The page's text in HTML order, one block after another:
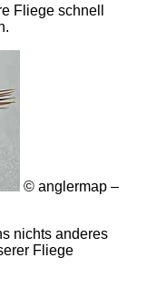
Fliege schnell
© anglermap –
nichts anderes
Fliege